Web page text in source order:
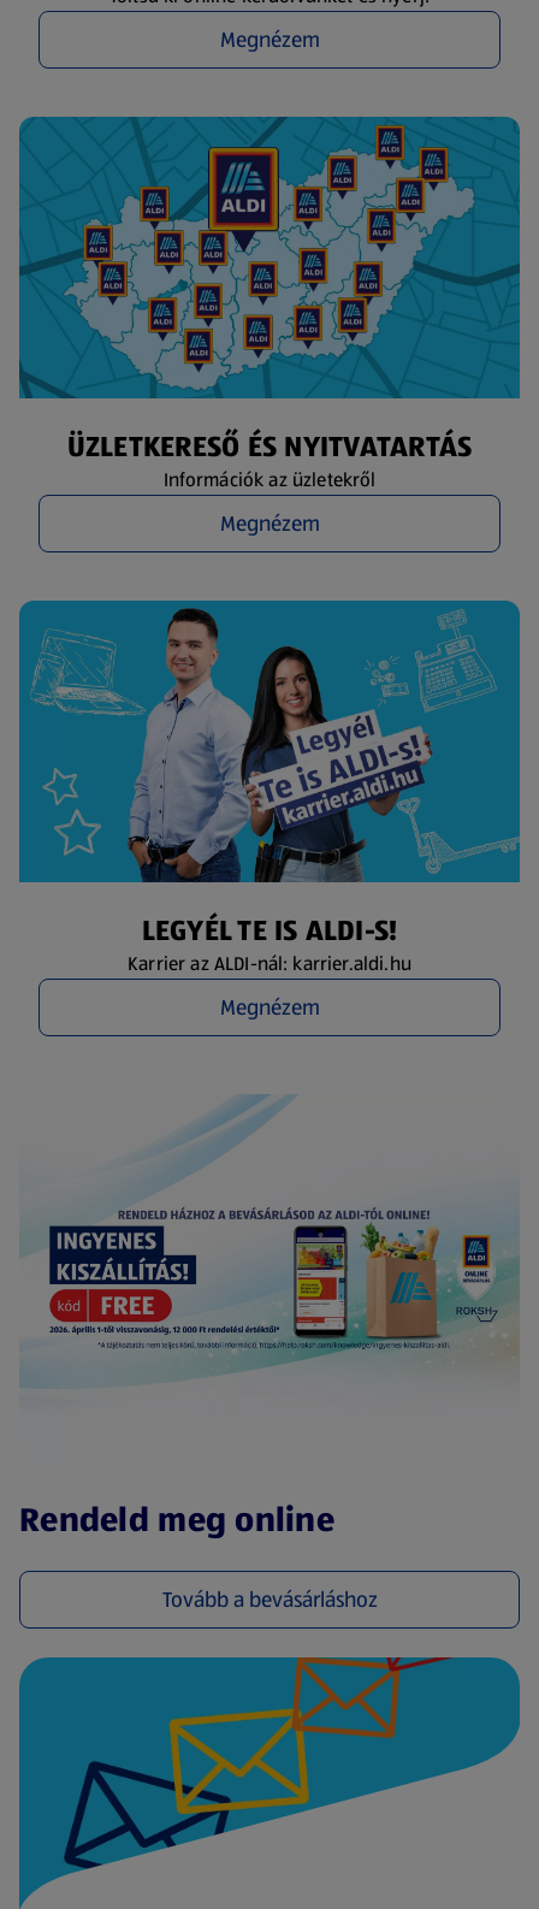
Megnézem
ÜZLETKERESŐ ÉS NYITVATARTÁS
Információk az üzletekről
Megnézem
LEGYÉL TE IS ALDI-S!
Karrier az ALDI-nál: karrier.aldi.hu
Megnézem
Rendeld meg online
Tovább a bevásárláshoz
(új oldalon nyílik meg)